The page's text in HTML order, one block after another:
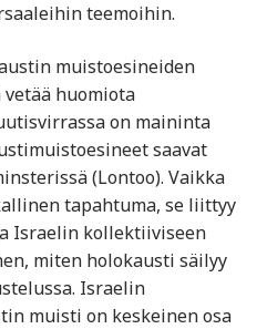
teemoihin.
muistoesineiden
huomiota
on maininta
saavat
(Lontoo). Vaikka
tapahtuma, se liittyy
Israelin kollektiiviseen
miten holokausti säilyy
Israelin
muisti on keskeinen osa